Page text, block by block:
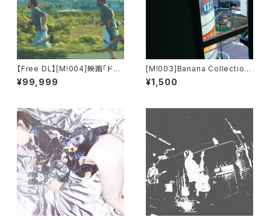
【Free DL】[M​!​004​]​映画「ドブ
川番外地」劇伴音楽集
¥99,999
[M!003]Banana Collection
- Passing Busses
¥1,500